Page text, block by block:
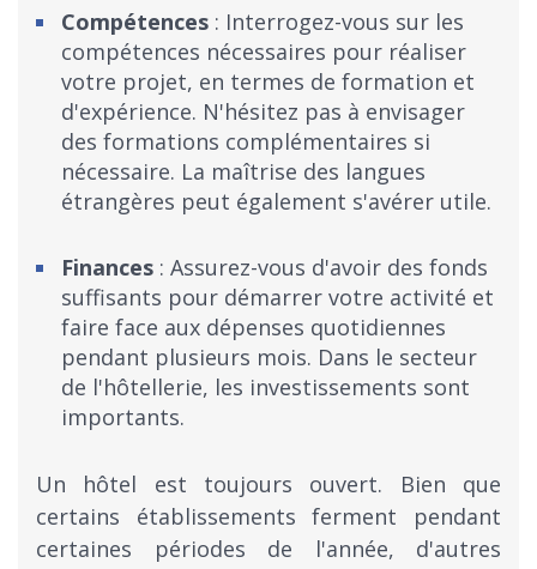
Compétences : Interrogez-vous sur les
compétences nécessaires pour réaliser
votre projet, en termes de formation et
d'expérience. N'hésitez pas à envisager
des formations complémentaires si
nécessaire. La maîtrise des langues
étrangères peut également s'avérer utile.
Finances : Assurez-vous d'avoir des fonds
suffisants pour démarrer votre activité et
faire face aux dépenses quotidiennes
pendant plusieurs mois. Dans le secteur
de l'hôtellerie, les investissements sont
importants.
Un hôtel est toujours ouvert. Bien que
certains établissements ferment pendant
certaines périodes de l'année, d'autres